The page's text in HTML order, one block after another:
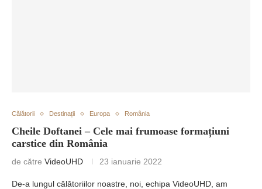
Călătorii Destinații Europa România
Cheile Doftanei – Cele mai frumoase formațiuni
carstice din România
de către VideoUHD 23 ianuarie 2022
De-a lungul călătoriilor noastre, noi, echipa VideoUHD, am